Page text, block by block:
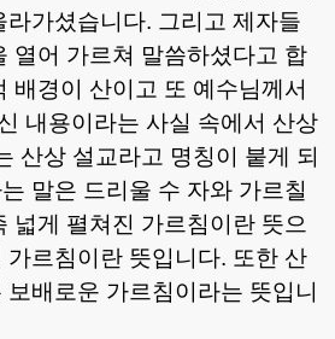
라가셨습니다. 그리고 제자들
열어 가르쳐 말씀하셨다고 합
배경이 산이고 또 예수님께서
내용이라는 사실 속에서 산상
산상 설교라고 명칭이 붙게 되
말은 드리울 수 자와 가르칠
넓게 펼쳐진 가르침이란 뜻으
가르침이란 뜻입니다. 또한 산
배로운 가르침이라는 뜻입니